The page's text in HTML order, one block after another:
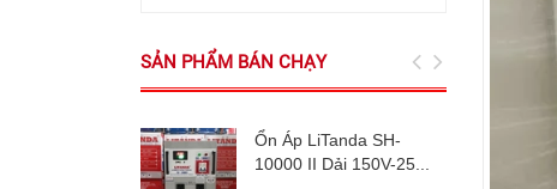
SẢN PHẨM BÁN CHẠY
Ổn Áp LiTanda SH-
10000 II Dải 150V-25...